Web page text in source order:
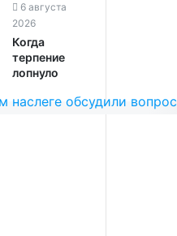
6 августа
2026
Когда
терпение
лопнуло